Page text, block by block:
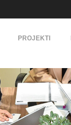
PROJEKTI